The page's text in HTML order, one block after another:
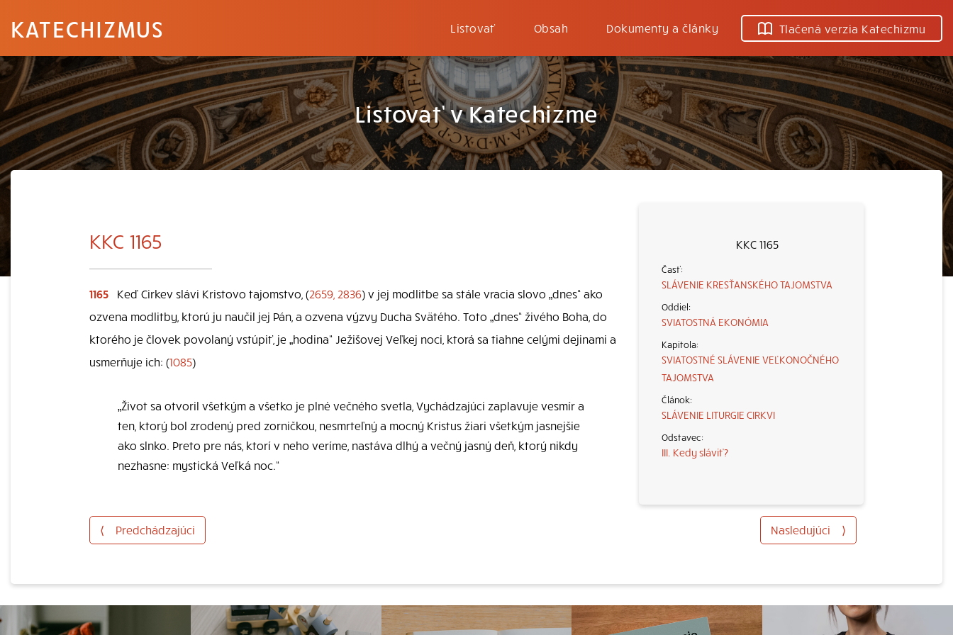
KATECHIZMUS Listovať Obsah Dokumenty a články Tlačená verzia Katechizmu
Listovať v Katechizme
KKC 1165
SLÁVENIE KRESŤANSKÉHO TAJOMSTVA
SVIATOSTNÁ EKONÓMIA
SVIATOSTNÉ SLÁVENIE VEĽKONOČNÉHO
TAJOMSTVA
SLÁVENIE LITURGIE CIRKVI
III. Kedy sláviť?
KKC 1165
1165 Keď Cirkev slávi Kristovo tajomstvo, (2659, 2836) v jej modlitbe sa stále vracia slovo „dnes“ ako
ozvena modlitby, ktorú ju naučil jej Pán, a ozvena výzvy Ducha Svätého. Toto „dnes“ živého Boha, do
ktorého je človek povolaný vstúpiť, je „hodina“ Ježišovej Veľkej noci, ktorá sa tiahne celými dejinami a
usmerňuje ich: (1085)
„Život sa otvoril všetkým a všetko je plné večného svetla, Vychádzajúci zaplavuje vesmír a
ten, ktorý bol zrodený pred zorničkou, nesmrteľný a mocný Kristus žiari všetkým jasnejšie
ako slnko. Preto pre nás, ktorí v neho veríme, nastáva dlhý a večný jasný deň, ktorý nikdy
nezhasne: mystická Veľká noc.“
⟨ Predchádzajúci Nasledujúci ⟩